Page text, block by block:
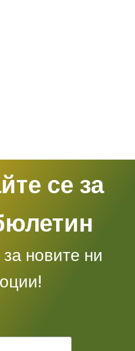
се за
новите ни